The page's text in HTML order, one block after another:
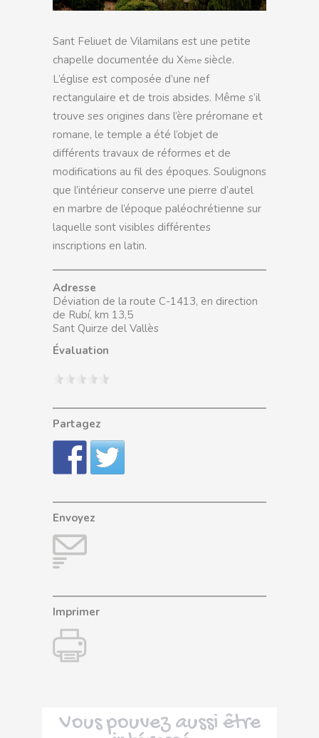
Sant Feliuet de Vilamilans est une petite
chapelle documentée du Xème siècle.
L’église est composée d’une nef
rectangulaire et de trois absides. Même s’il
trouve ses origines dans l’ère préromane et
romane, le temple a été l’objet de
différents travaux de réformes et de
modifications au fil des époques. Soulignons
que l’intérieur conserve une pierre d’autel
en marbre de l’époque paléochrétienne sur
laquelle sont visibles différentes
inscriptions en latin.
Adresse
Déviation de la route C-1413, en direction
de Rubí, km 13,5
Sant Quirze del Vallès
Évaluation
Partagez
Envoyez
Imprimer
Vous pouvez aussi être